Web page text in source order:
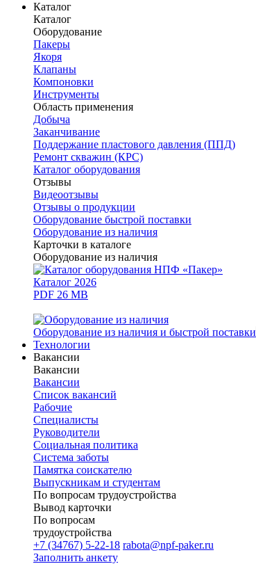
Каталог
Каталог
Оборудование
Пакеры
Якоря
Клапаны
Компоновки
Инструменты
Область применения
Добыча
Заканчивание
Поддержание пластового давления (ППД)
Ремонт скважин (КРС)
Каталог оборудования
Отзывы
Видеоотзывы
Отзывы о продукции
Оборудование быстрой поставки
Оборудование из наличия
Карточки в каталоге
Оборудование из наличия
Каталог 2026
PDF 26 MB
Оборудование из наличия и быстрой поставки
Технологии
Вакансии
Вакансии
Вакансии
Список вакансий
Рабочие
Специалисты
Руководители
Cоциальная политика
Система заботы
Памятка соискателю
Выпускникам и студентам
По вопросам трудоустройства
Вывод карточки
По вопросам
трудоустройства
+7 (34767) 5-22-18 rabota@npf-paker.ru
Заполнить анкету